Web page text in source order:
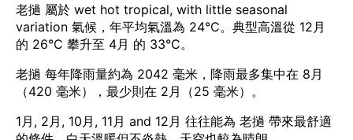
老撾 屬於 wet hot tropical, with little seasonal
variation 氣候，年平均氣溫為 24°C。典型高溫從 12月
的 26°C 攀升至 4月 的 33°C。
老撾 每年降雨量約為 2042 毫米，降雨最多集中在 8月
（420 毫米），最少則在 2月（25 毫米）。
1月, 2月, 10月, 11月 and 12月 往往能為 老撾 帶來最舒適